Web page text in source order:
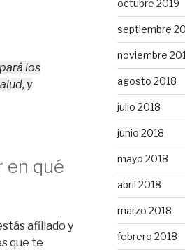
los
y
en qué
afiliado y
que te
octubre 2019
septiembre
noviembre
agosto 2018
julio 2018
junio 2018
mayo 2018
abril 2018
marzo 2018
febrero 2018